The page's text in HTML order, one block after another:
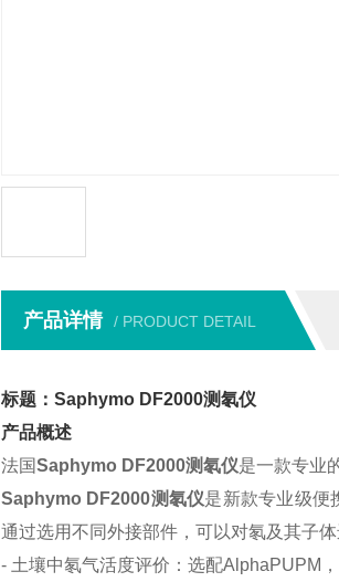
产品详情 / PRODUCT DETAIL
标题：Saphymo DF2000测氡仪
产品概述
法国Saphymo DF2000测氡仪是一款专业
Saphymo DF2000测氡仪是新款专业级便
通过选用不同外接部件，可以对氡及其子体
- 土壤中氡气活度评价：选配AlphaPUPM